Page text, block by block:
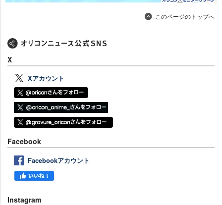
このページのトップへ
X
Xアカウント
Facebook
Facebookアカウント
Instagram